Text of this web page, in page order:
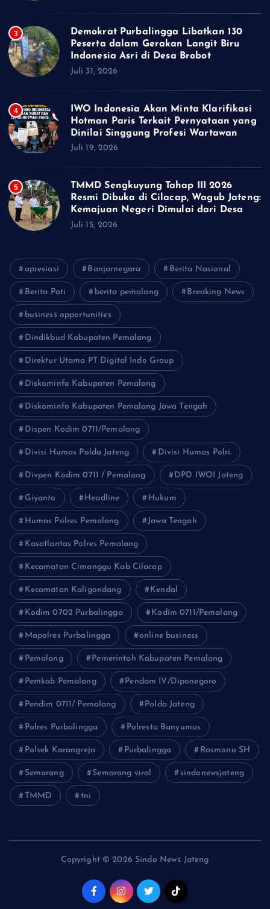
3
Demokrat Purbalingga Libatkan 130
Peserta dalam Gerakan Langit Biru
Indonesia Asri di Desa Brobot
Juli 31, 2026
4
IWO Indonesia Akan Minta Klarifikasi
Hotman Paris Terkait Pernyataan yang
Dinilai Singgung Profesi Wartawan
Juli 19, 2026
5
TMMD Sengkuyung Tahap III 2026
Resmi Dibuka di Cilacap, Wagub Jateng:
Kemajuan Negeri Dimulai dari Desa
Juli 15, 2026
apresiasi Banjarnegara Berita Nasional
Berita Pati berita pemalang Breaking News
business opportunities
Dindikbud Kabupaten Pemalang
Direktur Utama PT Digital Indo Group
Diskominfo Kabupaten Pemalang
Diskominfo Kabupaten Pemalang Jawa Tengah
Dispen Kodim 0711/Pemalang
Divisi Humas Polda Jateng Divisi Humas Polri.
Divpen Kodim 0711 / Pemalang DPD IWOI Jateng
Giyanto Headline Hukum
Humas Polres Pemalang Jawa Tengah
Kasatlantas Polres Pemalang
Kecamatan Cimanggu Kab Cilacap
Kecamatan Kaligondang Kendal
Kodim 0702 Purbalingga Kodim 0711/Pemalang
Mapolres Purbalingga online business
Pemalang Pemerintah Kabupaten Pemalang
Pemkab Pemalang Pendam IV/Diponegoro
Pendim 0711/ Pemalang Polda Jateng
Polres Purbalingga Polresta Banyumas
Polsek Karangreja Purbalingga Rasmono SH
Semarang Semarang viral sindonewsjateng
TMMD tni
Copyright © 2026 Sindo News Jateng